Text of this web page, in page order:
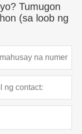
Tumugon
(sa loob ng